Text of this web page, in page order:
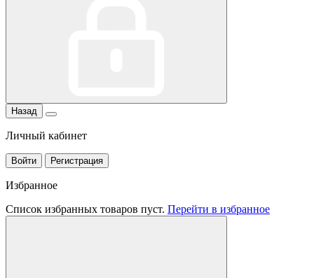
Назад
Личный кабинет
Войти Регистрация
Избранное
Список избранных товаров пуст. Перейти в избранное